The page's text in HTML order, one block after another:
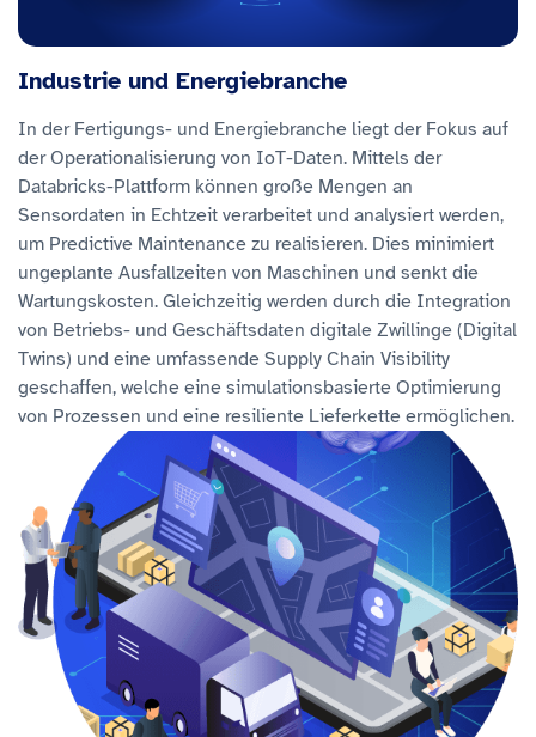
Industrie und Energiebranche
In der Fertigungs- und Energiebranche liegt der Fokus auf
der Operationalisierung von IoT-Daten. Mittels der
Databricks-Plattform können große Mengen an
Sensordaten in Echtzeit verarbeitet und analysiert werden,
um Predictive Maintenance zu realisieren. Dies minimiert
ungeplante Ausfallzeiten von Maschinen und senkt die
Wartungskosten. Gleichzeitig werden durch die Integration
von Betriebs- und Geschäftsdaten digitale Zwillinge (Digital
Twins) und eine umfassende Supply Chain Visibility
geschaffen, welche eine simulationsbasierte Optimierung
von Prozessen und eine resiliente Lieferkette ermöglichen.